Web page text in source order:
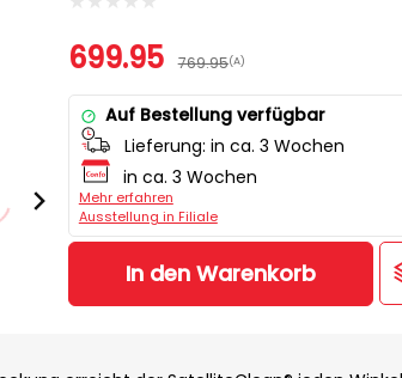
699.95 769.95(A)
Auf Bestellung verfügbar
Lieferung: in ca. 3 Wochen
in ca. 3 Wochen
Mehr erfahren
Ausstellung in Filiale
In den Warenkorb